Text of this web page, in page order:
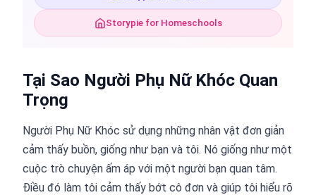
Storypie for Homeschools
Tại Sao Người Phụ Nữ Khóc Quan
Trọng
Người Phụ Nữ Khóc sử dụng những nhân vật đơn giản
cảm thấy buồn, giống như bạn và tôi. Nó giống như một
cuộc trò chuyện ấm áp với một người bạn quan tâm.
Điều đó làm tôi cảm thấy bớt cô đơn và giúp tôi hiểu rõ